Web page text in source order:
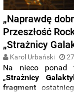
„Naprawdę
Przeszłość
„Strażnicy
Karol Urbański
Na nieco ponad
„Strażnicy
fragment
. W